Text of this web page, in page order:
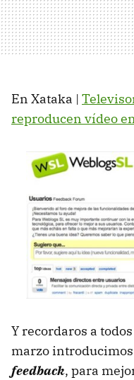
En Xataka |
reproducen vídeo
Y recordaros a
marzo introducimos
feedback, para